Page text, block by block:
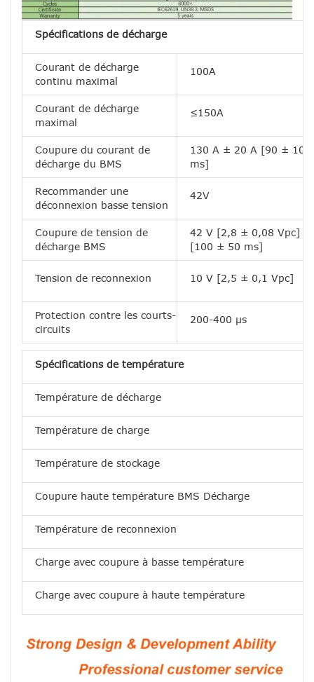
Spécifications de décharge
Courant de décharge
continu maximal
100A
Courant de décharge
maximal
≤150A
Coupure du courant de
décharge du BMS
130 A ± 20 A [90 ± 10
ms]
Recommander une
déconnexion basse tension
42V
Coupure de tension de
décharge BMS
42 V [2,8 ± 0,08 Vpc]
[100 ± 50 ms]
Tension de reconnexion 10 V [2,5 ± 0,1 Vpc]
Protection contre les courts-
circuits
200-400 μs
Spécifications de température
Température de décharge
Température de charge
Température de stockage
Coupure haute température BMS Décharge
Température de reconnexion
Charge avec coupure à basse température
Charge avec coupure à haute température